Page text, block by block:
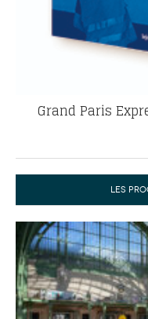
Grand Paris
LES